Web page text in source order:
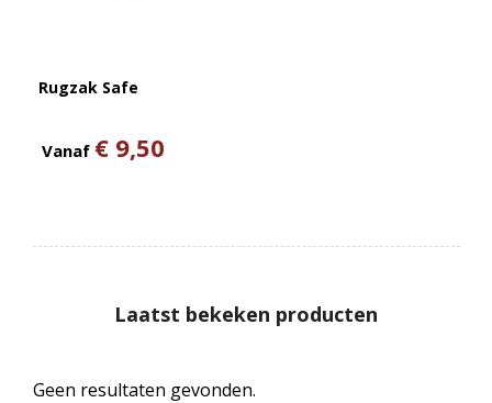
Rugzak Safe
Vanaf € 9,50
Laatst bekeken producten
Geen resultaten gevonden.